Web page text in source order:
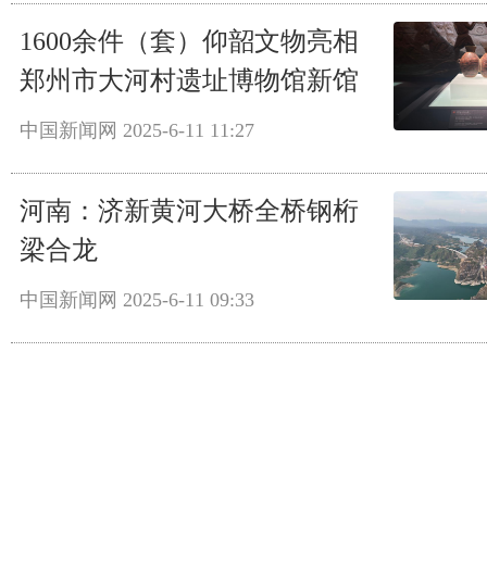
1600余件（套）仰韶文物亮相
郑州市大河村遗址博物馆新馆
中国新闻网 2025-6-11 11:27
河南：济新黄河大桥全桥钢桁
梁合龙
中国新闻网 2025-6-11 09:33